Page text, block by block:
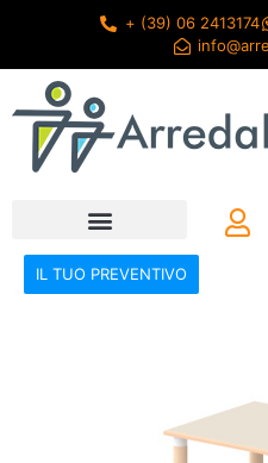
+ (39) 06 2413174
IL TUO PREVENTIVO